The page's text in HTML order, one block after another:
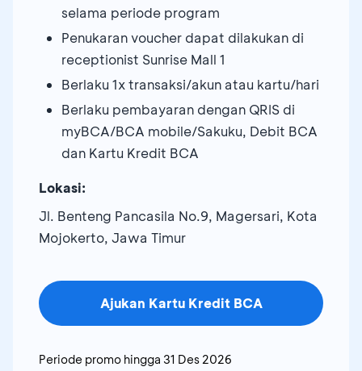
selama periode program
Penukaran voucher dapat dilakukan di
receptionist Sunrise Mall 1
Berlaku 1x transaksi/akun atau kartu/hari
Berlaku pembayaran dengan QRIS di
myBCA/BCA mobile/Sakuku, Debit BCA
dan Kartu Kredit BCA
Lokasi:
Jl. Benteng Pancasila No.9, Magersari, Kota
Mojokerto, Jawa Timur
Ajukan Kartu Kredit BCA
Periode promo hingga 31 Des 2026